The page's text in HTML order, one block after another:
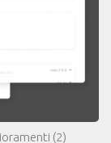
(2)